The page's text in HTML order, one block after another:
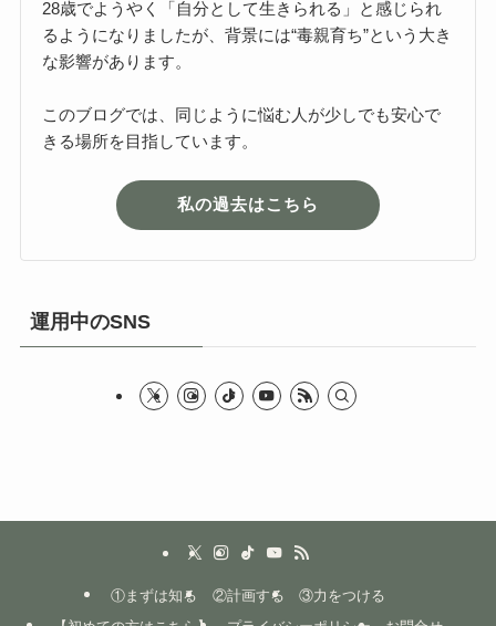
28歳でようやく「自分として生きられる」と感じられ
るようになりましたが、背景には“毒親育ち”という大き
な影響があります。
このブログでは、同じように悩む人が少しでも安心で
きる場所を目指しています。
私の過去はこちら
運用中のSNS
①まずは知る ②計画する
③力をつける